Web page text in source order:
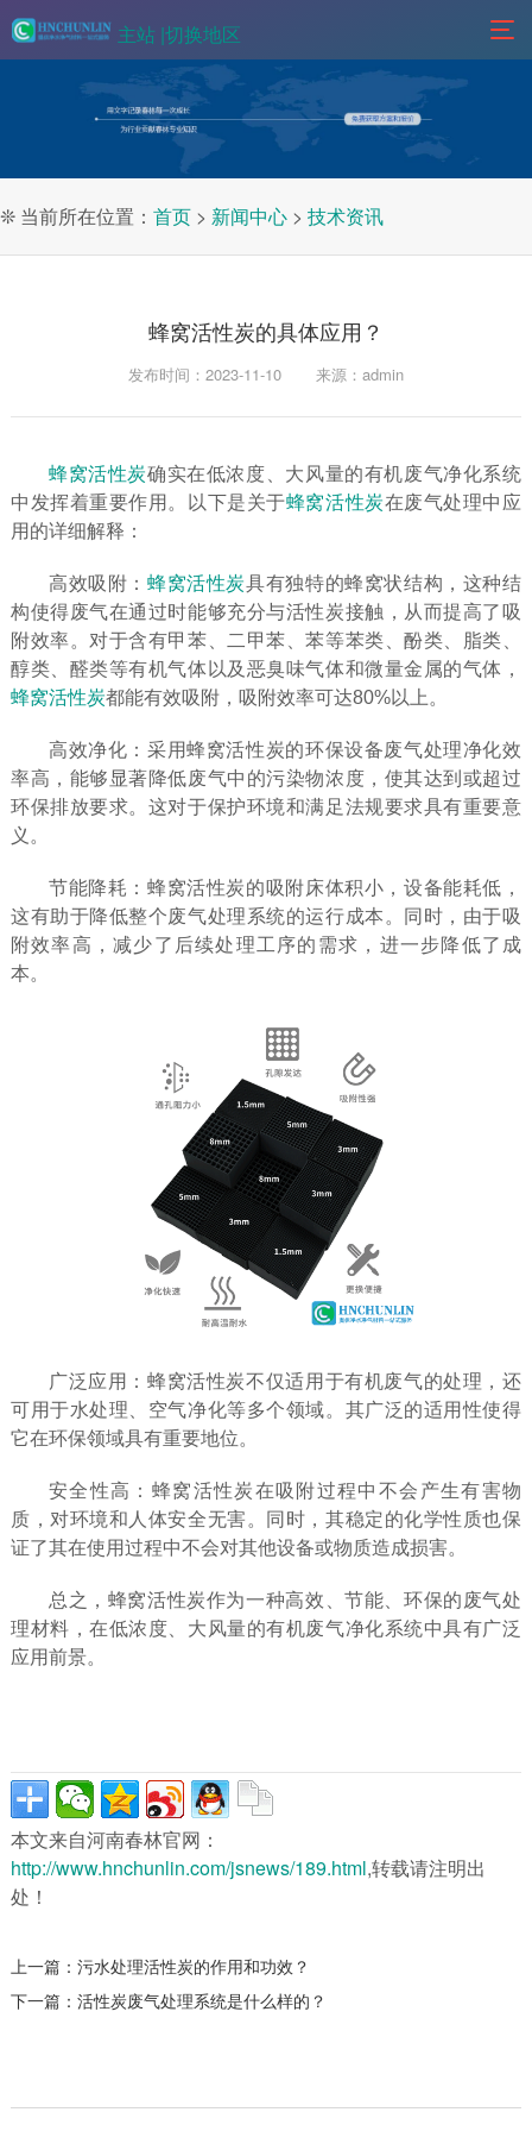
主站 |切换地区
❊ 当前所在位置： 首页 > 新闻中心 > 技术资讯
蜂窝活性炭的具体应用？
发布时间：2023-11-10 来源：admin
蜂窝活性炭确实在低浓度、大风量的有机废气净化系统
中发挥着重要作用。以下是关于蜂窝活性炭在废气处理中应
用的详细解释：
高效吸附：蜂窝活性炭具有独特的蜂窝状结构，这种结
构使得废气在通过时能够充分与活性炭接触，从而提高了吸
附效率。对于含有甲苯、二甲苯、苯等苯类、酚类、脂类、
醇类、醛类等有机气体以及恶臭味气体和微量金属的气体，
蜂窝活性炭都能有效吸附，吸附效率可达80%以上。
高效净化：采用蜂窝活性炭的环保设备废气处理净化效
率高，能够显著降低废气中的污染物浓度，使其达到或超过
环保排放要求。这对于保护环境和满足法规要求具有重要意
义。
节能降耗：蜂窝活性炭的吸附床体积小，设备能耗低，
这有助于降低整个废气处理系统的运行成本。同时，由于吸
附效率高，减少了后续处理工序的需求，进一步降低了成
本。
广泛应用：蜂窝活性炭不仅适用于有机废气的处理，还
可用于水处理、空气净化等多个领域。其广泛的适用性使得
它在环保领域具有重要地位。
安全性高：蜂窝活性炭在吸附过程中不会产生有害物
质，对环境和人体安全无害。同时，其稳定的化学性质也保
证了其在使用过程中不会对其他设备或物质造成损害。
总之，蜂窝活性炭作为一种高效、节能、环保的废气处
理材料，在低浓度、大风量的有机废气净化系统中具有广泛
应用前景。
本文来自河南春林官网：
http://www.hnchunlin.com/jsnews/189.html,转载请注明出
处！
上一篇： 污水处理活性炭的作用和功效？
下一篇： 活性炭废气处理系统是什么样的？